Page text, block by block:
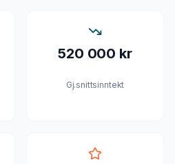
520 000 kr
Gj.snittsinntekt